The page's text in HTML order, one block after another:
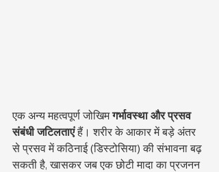
एक अन्य महत्वपूर्ण जोखिम गर्भावस्था और प्रसव
संबंधी जटिलताएं हैं। शरीर के आकार में बड़े अंतर
से प्रसव में कठिनाई (डिस्टोसिया) की संभावना बढ़
सकती है, खासकर जब एक छोटी मादा का प्रजनन